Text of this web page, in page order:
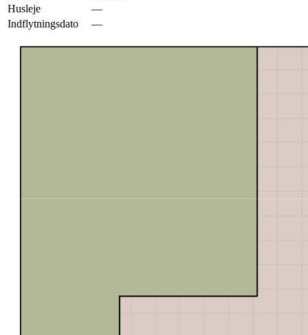
Husleje
—
Indflytningsdato
—